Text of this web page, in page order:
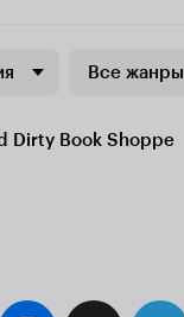
Все жанры
Dirty Book Shoppe